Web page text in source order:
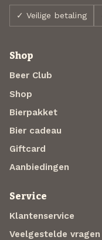
✓ Veilige betaling
Shop
Beer Club
Shop
Bierpakket
Bier cadeau
Giftcard
Aanbiedingen
Service
Klantenservice
Veelgestelde vragen